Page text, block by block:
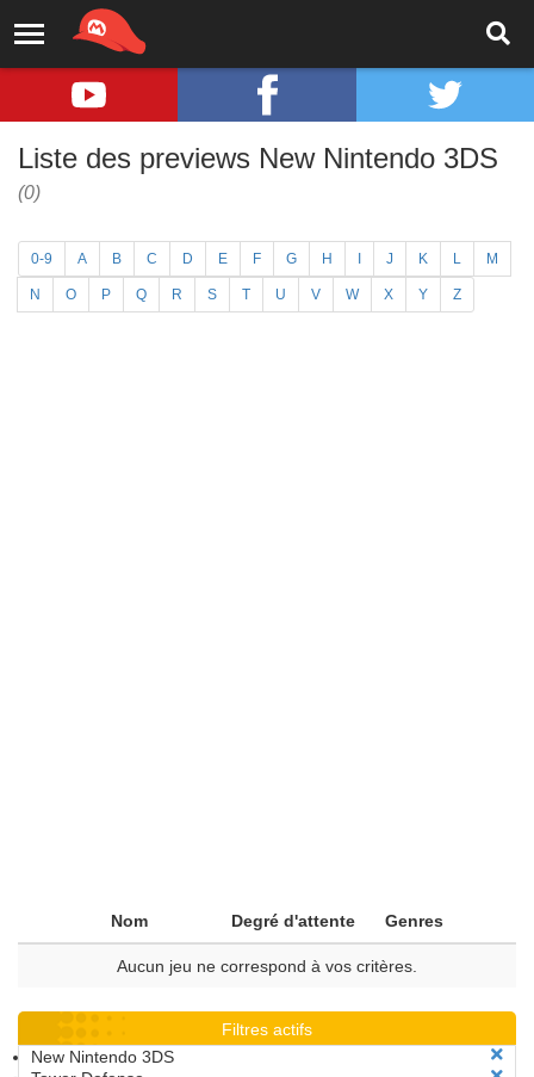
Liste des previews New Nintendo 3DS
(0)
0-9 A B C D E F G H J K L M
N O P Q R S T U V W X Y Z
Nom Degré d'attente Genres
Aucun jeu ne correspond à vos critères.
Filtres actifs
New Nintendo 3DS